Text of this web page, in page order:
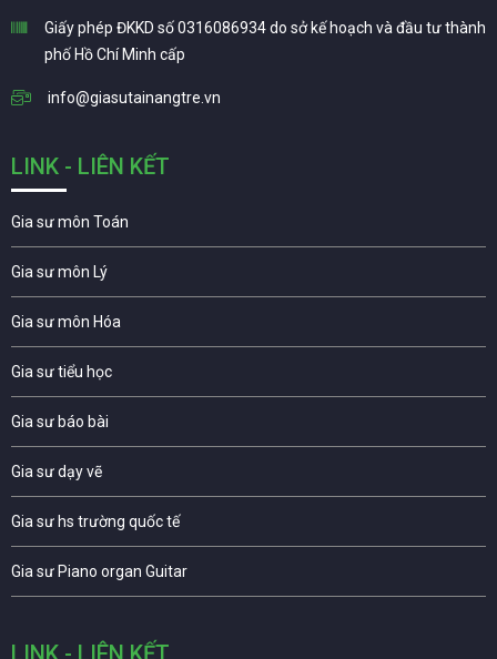
Giấy phép ĐKKD số 0316086934 do sở kế hoạch và đầu tư thành
phố Hồ Chí Minh cấp
info@giasutainangtre.vn
LINK - LIÊN KẾT
Gia sư môn Toán
Gia sư môn Lý
Gia sư môn Hóa
Gia sư tiểu học
Gia sư báo bài
Gia sư dạy vẽ
Gia sư hs trường quốc tế
Gia sư Piano organ Guitar
LINK - LIÊN KẾT